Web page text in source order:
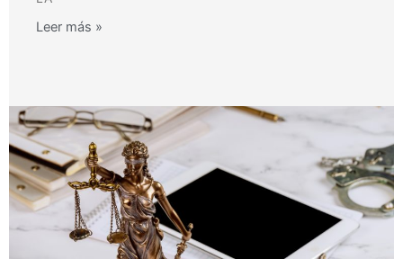
Leer más »